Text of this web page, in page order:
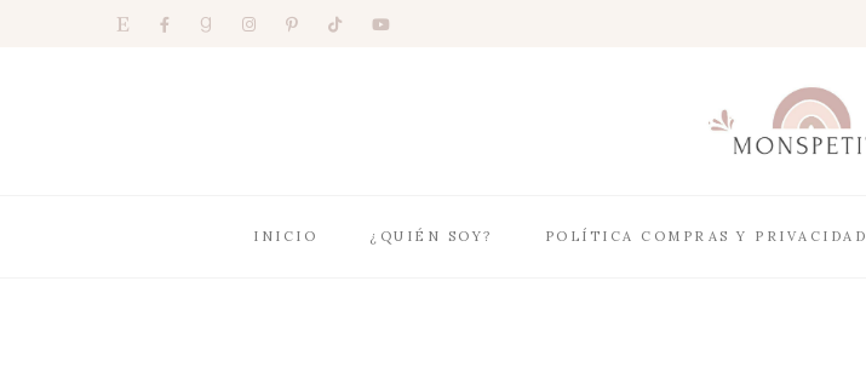
INICIO ¿QUIÉN SOY? POLÍTICA COMPRAS Y PRIVACIDAD